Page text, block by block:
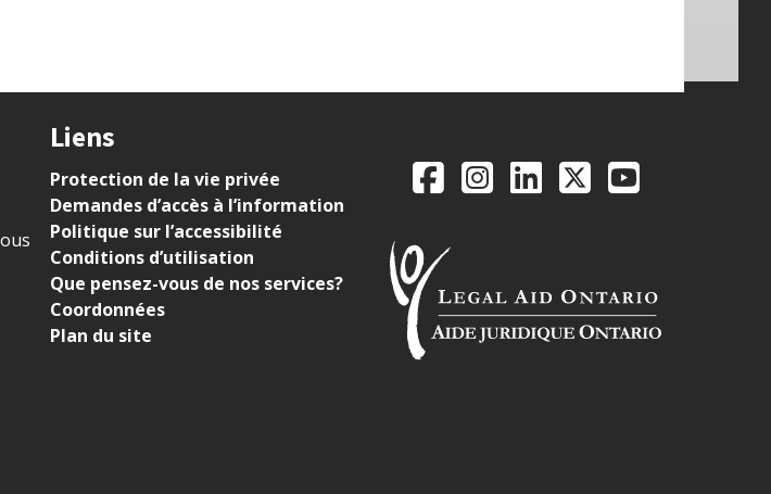
Liens
Protection de la vie privée
Demandes d’accès à l’information
Politique sur l’accessibilité
Conditions d’utilisation
Que pensez-vous de nos services?
Coordonnées
Plan du site
FacebookInstagram
LinkedIn
X YouTube